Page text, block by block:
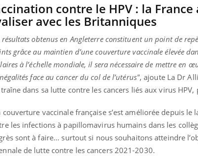
contre le HPV : la
avec les Britanniques
résultats obtenus en Angleterre constituent un point de
grâce au maintien d’une couverture vaccinale élevée
à l’échelle mondiale, il sera nécessaire de mettre en
face au cancer du col de l’utérus", ajoute La Dr
dans sa lutte contre les cancers liés aux virus
couverture vaccinale française s’est améliorée depuis
les infections à papillomavirus humains dans les
sont à faire... surtout si nous souhaitons atteindre
de lutte contre les cancers 2021-2030.